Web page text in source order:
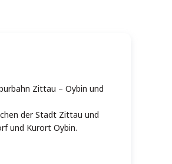
Zittau – Oybin und
der Stadt Zittau und
und Kurort Oybin.